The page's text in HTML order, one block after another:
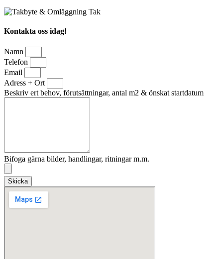
Kontakta oss idag!
Namn
Telefon
Email
Adress + Ort
Beskriv ert behov, förutsättningar, antal m2 & önskat startdatum
Bifoga gärna bilder, handlingar, ritningar m.m.
Skicka